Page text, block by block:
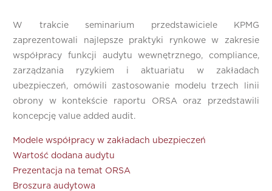
W trakcie seminarium przedstawiciele KPMG
zaprezentowali najlepsze praktyki rynkowe w zakresie
współpracy funkcji audytu wewnętrznego, compliance,
zarządzania ryzykiem i aktuariatu w zakładach
ubezpieczeń, omówili zastosowanie modelu trzech linii
obrony w kontekście raportu ORSA oraz przedstawili
koncepcję value added audit.
Modele współpracy w zakładach ubezpieczeń
Wartość dodana audytu
Prezentacja na temat ORSA
Broszura audytowa